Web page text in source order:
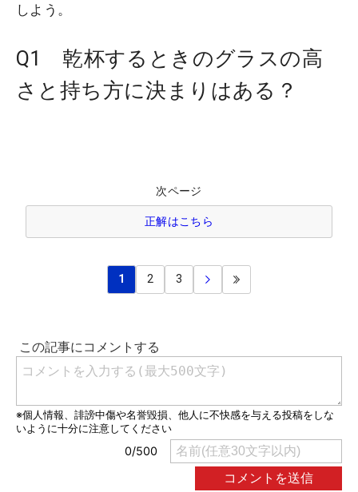
しよう。
Q1 乾杯するときのグラスの高
さと持ち方に決まりはある？
次ページ
正解はこちら
1 2 3